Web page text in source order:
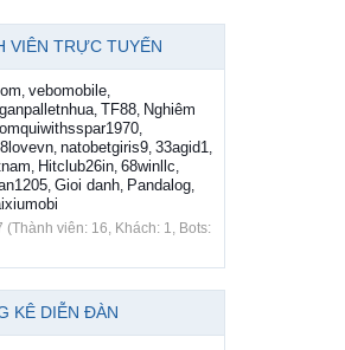
VIÊN TRỰC TUYẾN
, vebomobile,
, TF88, Nghiêm
omquiwithsspar1970,
, natobetgiris9, 33agid1,
, Hitclub26in, 68winllc,
, Gioi danh, Pandalog,
(Thành viên: 16, Khách: 1, Bots:
KÊ DIỄN ĐÀN